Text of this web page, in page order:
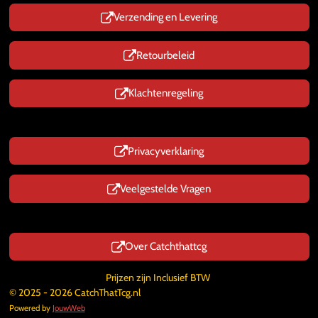
Verzending en Levering
Retourbeleid
Klachtenregeling
Privacyverklaring
Veelgestelde Vragen
Over Catchthattcg
Prijzen zijn Inclusief BTW
© 2025 - 2026 CatchThatTcg.nl
Powered by JouwWeb